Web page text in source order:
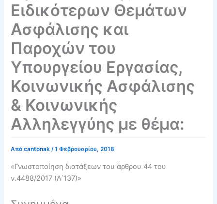
Ειδικότερων Θεμάτων
Ασφάλισης και
Παροχών του
Υπουργείου Εργασίας,
Κοινωνικής Ασφάλισης
& Κοινωνικής
Αλληλεγγύης με θέμα:
Απόcantonak/1 Φεβρουαρίου, 2018
«Γνωστοποίηση διατάξεων του άρθρου 44 του
ν.4488/2017 (Α΄137)»